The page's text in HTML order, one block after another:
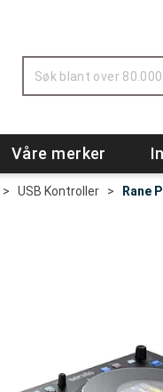
Våre merker
> USB Kontroller > Rane